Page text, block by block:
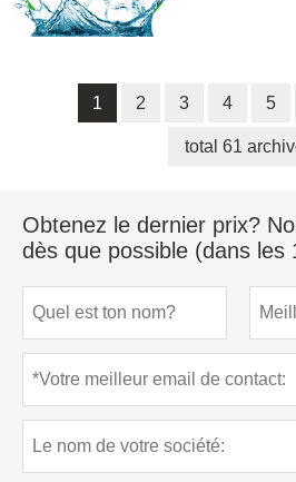
1 2 3 4 5
total 61
Obtenez le dernier prix?
dès que possible (dans les